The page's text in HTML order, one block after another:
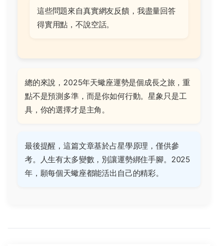
這些問題來自真實網友反饋，我盡量回答
得實用點，不說空話。
總的來說，2025年天蠍座運勢是個成長之旅，重
點不是預測多準，而是你如何行動。星象只是工
具，你的選擇才是主角。
最後提醒，這篇文章基於占星學原理，僅供參
考。人生有太多變數，別讓運勢綁住手腳。2025
年，願每個天蠍座都能活出自己的精彩。